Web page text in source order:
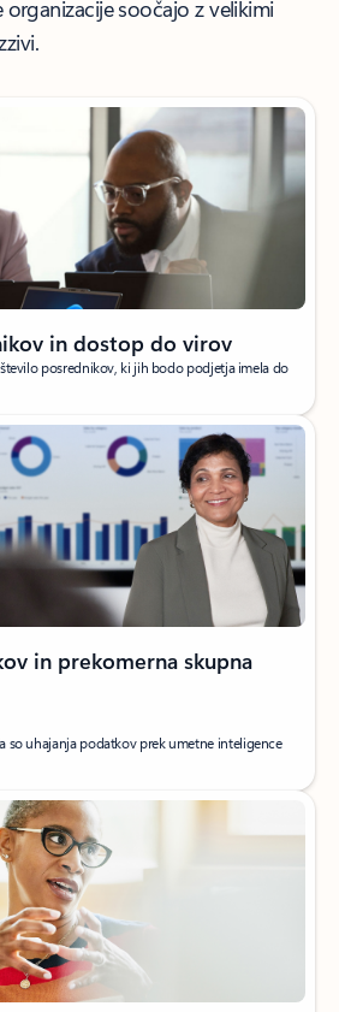
organizacije soočajo z velikimi
in dostop do virov
posrednikov, ki jih bodo podjetja imela do
in prekomerna skupna
so uhajanja podatkov prek umetne inteligence